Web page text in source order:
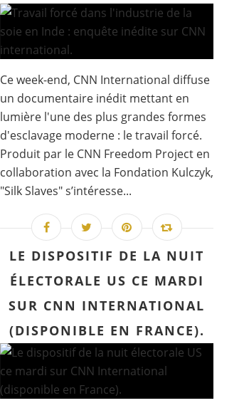
Ce week-end, CNN International diffuse
un documentaire inédit mettant en
lumière l'une des plus grandes formes
d'esclavage moderne : le travail forcé.
Produit par le CNN Freedom Project en
collaboration avec la Fondation Kulczyk,
"Silk Slaves" s’intéresse...
LE DISPOSITIF DE LA NUIT
ÉLECTORALE US CE MARDI
SUR CNN INTERNATIONAL
(DISPONIBLE EN FRANCE).